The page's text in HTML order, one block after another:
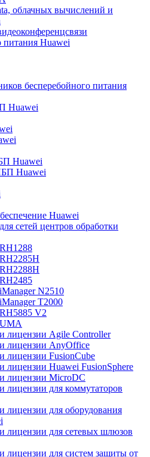
облачных вычислений и
питания Huawei
бесперебойного питания
Huawei
Huawei
Huawei
Huawei
сетей центров обработки
N2510
T2000
V2
лицензии Agile Controller
лицензии AnyOffice
лицензии FusionCube
лицензии Huawei FusionSphere
лицензии MicroDC
лицензии для коммутаторов
лицензии для оборудования
лицензии для сетевых шлюзов
лицензии для систем защиты от